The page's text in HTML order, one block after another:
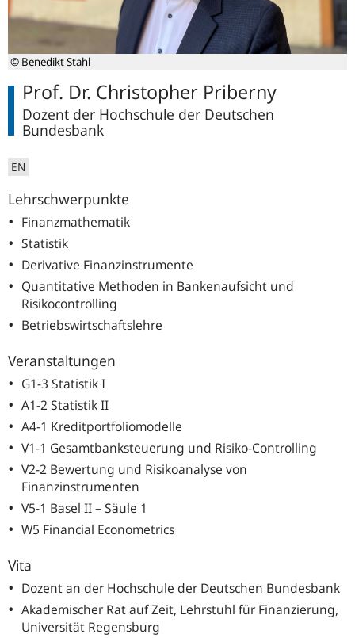
© Benedikt Stahl
Prof. Dr. Christopher Priberny
Dozent der Hochschule der Deutschen
Bundesbank
EN
Lehrschwerpunkte
Finanzmathematik
Statistik
Derivative Finanzinstrumente
Quantitative Methoden in Bankenaufsicht und
Risikocontrolling
Betriebswirtschaftslehre
Veranstaltungen
G1-3 Statistik I
A1-2 Statistik II
A4-1 Kreditportfoliomodelle
V1-1 Gesamtbanksteuerung und Risiko-Controlling
V2-2 Bewertung und Risikoanalyse von
Finanzinstrumenten
V5-1 Basel II – Säule 1
W5 Financial Econometrics
Vita
Dozent an der Hochschule der Deutschen Bundesbank
Akademischer Rat auf Zeit, Lehrstuhl für Finanzierung,
Universität Regensburg